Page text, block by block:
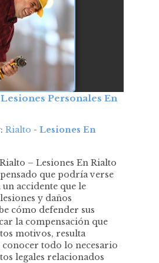
Personales En
Rialto - Lesiones En
– Lesiones En Rialto
que podría verse
accidente que le
y daños
cómo defender sus
la compensación que
motivos, resulta
todo lo necesario
legales relacionados